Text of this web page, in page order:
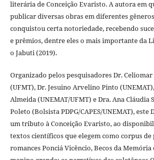
literária de Conceição Evaristo. A autora em
publicar diversas obras em diferentes
conquistou certa notoriedade, recebendo
e prêmios, dentre eles o mais importante da
o Jabuti (2019).
Organizado pelos pesquisadores Dr.
(UFMT), Dr. Jesuino Arvelino Pinto
Almeida (UNEMAT/UFMT) e Dra. Ana
Poleto (Bolsista PDPG/CAPES/UNEMAT), este
um tributo à Conceição Evaristo, ao
textos científicos que elegem como corpus de
romances Ponciá Vicêncio, Becos da Memória